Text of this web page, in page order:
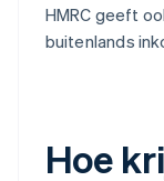
HMRC geeft
buitenlands
Hoe